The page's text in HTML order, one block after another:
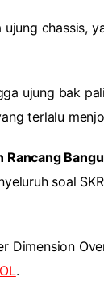
chassis,
ujung bak
terlalu
Rancang
soal
Dimension
.